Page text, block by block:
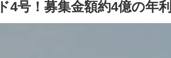
4号！募集金額約4億の年